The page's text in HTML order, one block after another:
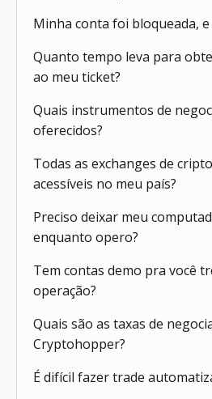
Minha conta foi bloqueada, e
Quanto tempo leva para
ao meu ticket?
Quais instrumentos de
oferecidos?
Todas as exchanges de
acessíveis no meu país?
Preciso deixar meu
enquanto opero?
Tem contas demo pra você
operação?
Quais são as taxas de
Cryptohopper?
É difícil fazer trade